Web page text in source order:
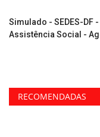
Simulado - SEDES-DF
Assistência Social -
RECOMENDADAS